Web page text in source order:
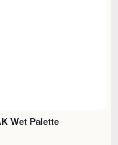
Wet Palette